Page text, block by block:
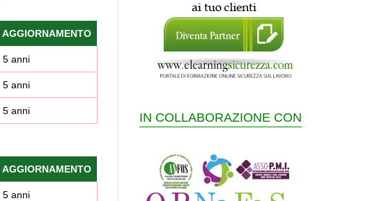
AGGIORNAMENTO
5 anni
5 anni
5 anni
AGGIORNAMENTO
5 anni
IN COLLABORAZIONE CON